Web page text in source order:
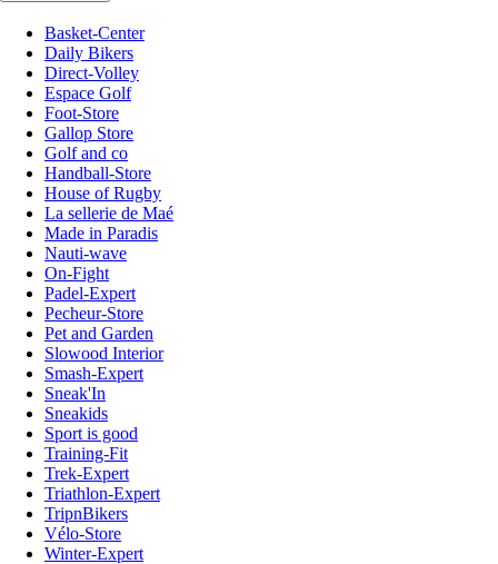
Basket-Center
Daily Bikers
Direct-Volley
Espace Golf
Foot-Store
Gallop Store
Golf and co
Handball-Store
House of Rugby
La sellerie de Maé
Made in Paradis
Nauti-wave
On-Fight
Padel-Expert
Pecheur-Store
Pet and Garden
Slowood Interior
Smash-Expert
Sneak'In
Sneakids
Sport is good
Training-Fit
Trek-Expert
Triathlon-Expert
TripnBikers
Vélo-Store
Winter-Expert